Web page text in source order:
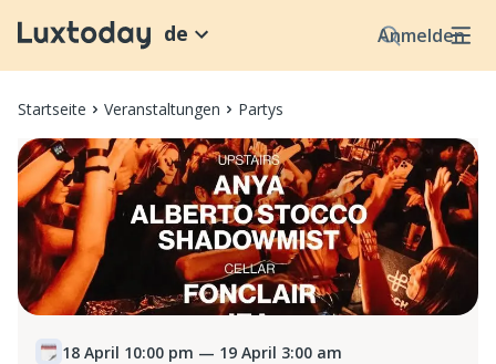
Anmelden
de
Startseite Veranstaltungen Partys
18 April 10:00 pm — 19 April 3:00 am